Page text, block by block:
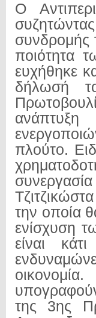
Ο
συνδρομής
ποιότητα
ευχήθηκε
δήλωσή
πλούτο.
την οποία
ενίσχυση
είναι
της 3ης